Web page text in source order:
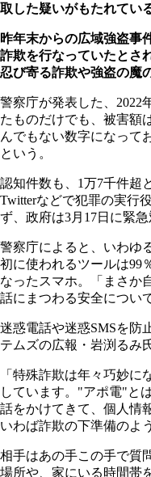
取した疑いがもたれている
昨年末からの広域強盗事
詐欺を行なっていたとさ
忍び寄る詐欺や強盗の魔
警察庁が発表した、2022
たものだけでも、被害額
んでもない数字になって
という。
認知件数も、1万7千件超
Twitterなどで犯罪の実行
ず、政府は3月17日に緊
警察庁によると、いわゆ
初に使われるツールは99
なったスマホ。「まさか
話にまつわる安全につい
迷惑電話や迷惑SMSを防
テムズの広報・岩渕るみ
「特殊詐欺は年々巧妙
しています。"アポ電"と
話をかけてきて、個人情
いわば詐欺の下準備のよ
相手はあの手この手で質
場所や、家にいる時間帯